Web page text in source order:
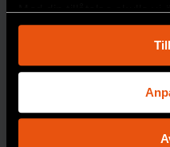
Med din tillåtelse skulle vi
som kan ha en
Identifiera din
för specifika
Ta reda på mer om hur
s”
gjorde attRobert
kände sig deprimerad
och tappade ork och